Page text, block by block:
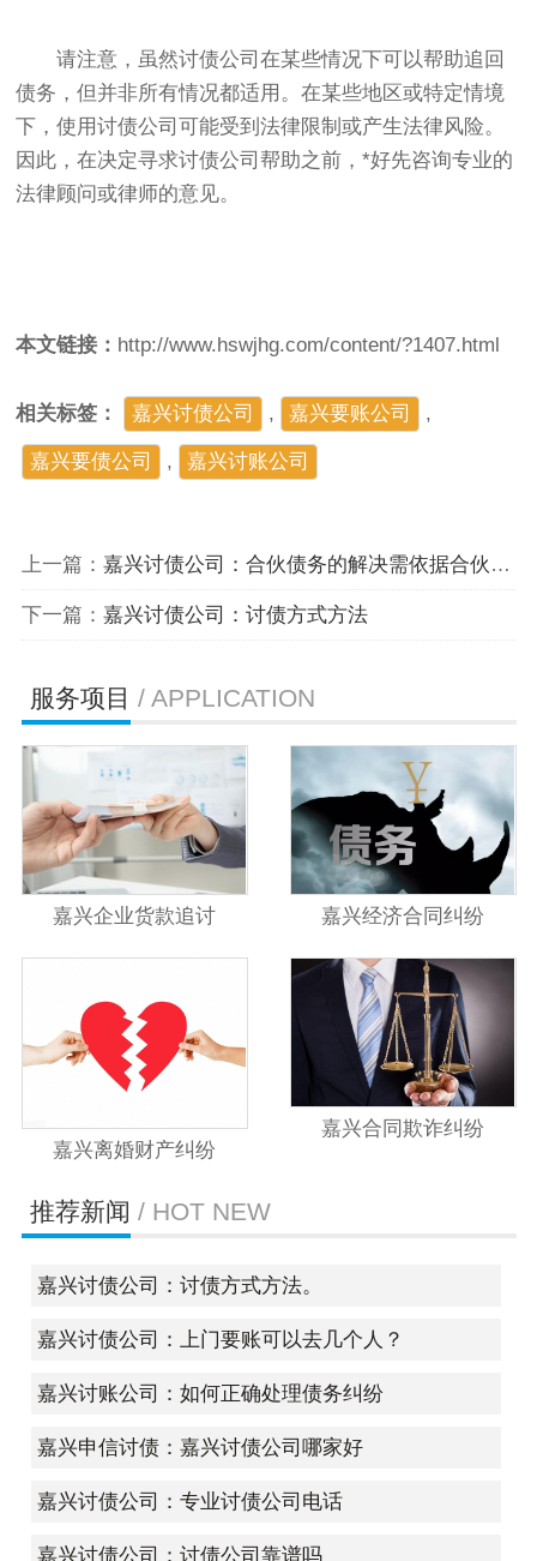
请注意，虽然讨债公司在某些情况下可以帮助追回
债务，但并非所有情况都适用。在某些地区或特定情境
下，使用讨债公司可能受到法律限制或产生法律风险。
因此，在决定寻求讨债公司帮助之前，*好先咨询专业的
法律顾问或律师的意见。
本文链接： http://www.hswjhg.com/content/?1407.html
相关标签： 嘉兴讨债公司 , 嘉兴要账公司 ,
嘉兴要债公司 , ​嘉兴讨账公司
上一篇： 嘉兴讨债公司：合伙债务的解决需依据合伙协议
下一篇： ​嘉兴讨债公司：讨债方式方法
服务项目 / APPLICATION
嘉兴企业货款追讨 嘉兴经济合同纠纷
嘉兴离婚财产纠纷
嘉兴合同欺诈纠纷
推荐新闻 / HOT NEW
嘉兴讨债公司：讨债方式方法。
嘉兴讨债公司：上门要账可以去几个人？
嘉兴讨账公司：如何正确处理债务纠纷
嘉兴申信讨债：嘉兴讨债公司哪家好
嘉兴讨债公司：专业讨债公司电话
嘉兴讨债公司：讨债公司靠谱吗